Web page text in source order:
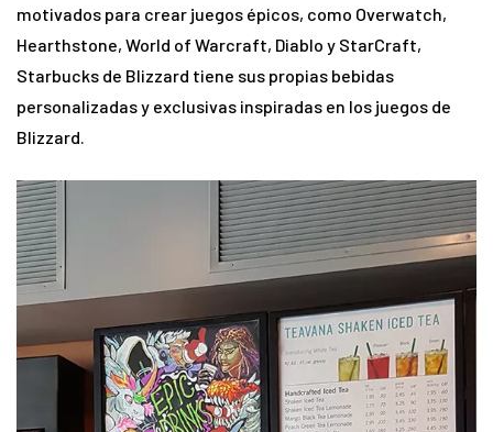
motivados para crear juegos épicos, como Overwatch,
Hearthstone, World of Warcraft, Diablo y StarCraft,
Starbucks de Blizzard tiene sus propias bebidas
personalizadas y exclusivas inspiradas en los juegos de
Blizzard.